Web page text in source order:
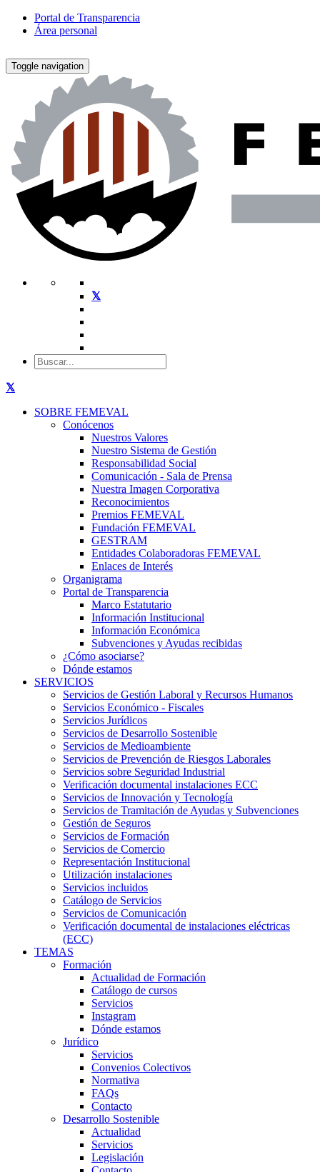
Portal de Transparencia
Área personal
Toggle navigation
SOBRE FEMEVAL
Conócenos
Nuestros Valores
Nuestro Sistema de Gestión
Responsabilidad Social
Comunicación - Sala de Prensa
Nuestra Imagen Corporativa
Reconocimientos
Premios FEMEVAL
Fundación FEMEVAL
GESTRAM
Entidades Colaboradoras FEMEVAL
Enlaces de Interés
Organigrama
Portal de Transparencia
Marco Estatutario
Información Institucional
Información Económica
Subvenciones y Ayudas recibidas
¿Cómo asociarse?
Dónde estamos
SERVICIOS
Servicios de Gestión Laboral y Recursos Humanos
Servicios Económico - Fiscales
Servicios Jurídicos
Servicios de Desarrollo Sostenible
Servicios de Medioambiente
Servicios de Prevención de Riesgos Laborales
Servicios sobre Seguridad Industrial
Verificación documental instalaciones ECC
Servicios de Innovación y Tecnología
Servicios de Tramitación de Ayudas y Subvenciones
Gestión de Seguros
Servicios de Formación
Servicios de Comercio
Representación Institucional
Utilización instalaciones
Servicios incluidos
Catálogo de Servicios
Servicios de Comunicación
Verificación documental de instalaciones eléctricas
(ECC)
TEMAS
Formación
Actualidad de Formación
Catálogo de cursos
Servicios
Instagram
Dónde estamos
Jurídico
Servicios
Convenios Colectivos
Normativa
FAQs
Contacto
Desarrollo Sostenible
Actualidad
Servicios
Legislación